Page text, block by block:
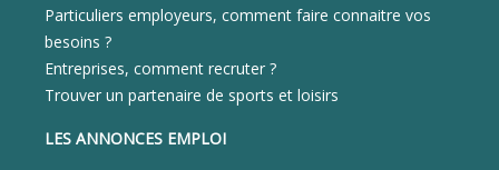
Particuliers employeurs, comment faire connaitre vos
besoins ?
Entreprises, comment recruter ?
Trouver un partenaire de sports et loisirs
LES ANNONCES EMPLOI